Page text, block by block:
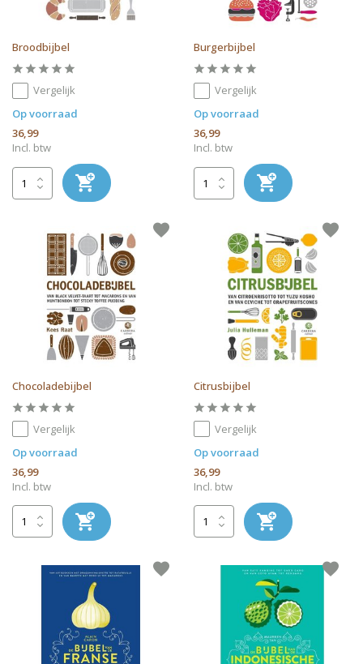
Broodbijbel
Vergelijk
Op voorraad
36,99
Incl. btw
Burgerbijbel
Vergelijk
Op voorraad
36,99
Incl. btw
Chocoladebijbel
Vergelijk
Op voorraad
36,99
Incl. btw
Citrusbijbel
Vergelijk
Op voorraad
36,99
Incl. btw